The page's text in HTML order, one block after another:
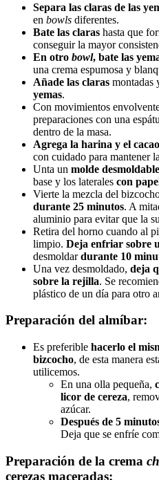
Separa las claras de las
en bowls diferentes.
Bate las claras hasta que
conseguir la mayor
En otro bowl, bate las
una crema espumosa y
Añade las claras montadas
yemas.
Con movimientos
preparaciones con una
dentro de la masa.
Agrega la harina y el
con cuidado para mantener
Unta un molde
base y los laterales con
Vierte la mezcla del
durante 25 minutos. A
aluminio para evitar que la
Retira del horno cuando al
limpio. Deja enfriar sobre
desmoldardurante 10
Una vez desmoldado, deja
sobre la rejilla. Se
plástico de un día para otro
Preparación del almíbar:
Es preferible hacerlo el
bizcocho, de esta manera
utilicemos.
En una olla pequeña,
licor de cereza,
azúcar.
Después de 5
Deja que se enfríe
Preparación de la crema
cerezas maceradas: